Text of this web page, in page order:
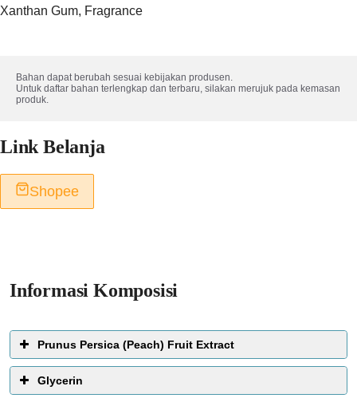
Xanthan Gum, Fragrance
Bahan dapat berubah sesuai kebijakan produsen.
Untuk daftar bahan terlengkap dan terbaru, silakan merujuk pada kemasan
produk.
Link Belanja
Shopee
Informasi Komposisi
Prunus Persica (Peach) Fruit Extract
Glycerin